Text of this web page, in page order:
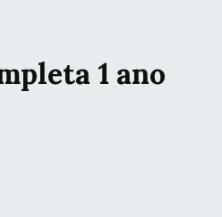
1 ano